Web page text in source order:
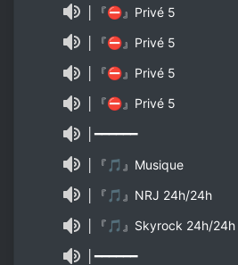
│『⛔』Privé 5
│『⛔』Privé 5
│『⛔』Privé 5
│『⛔』Privé 5
│━━━━━━
│『🎵』Musique
│『🎵』NRJ 24h/24h
│『🎵』Skyrock 24h/24h
│━━━━━━